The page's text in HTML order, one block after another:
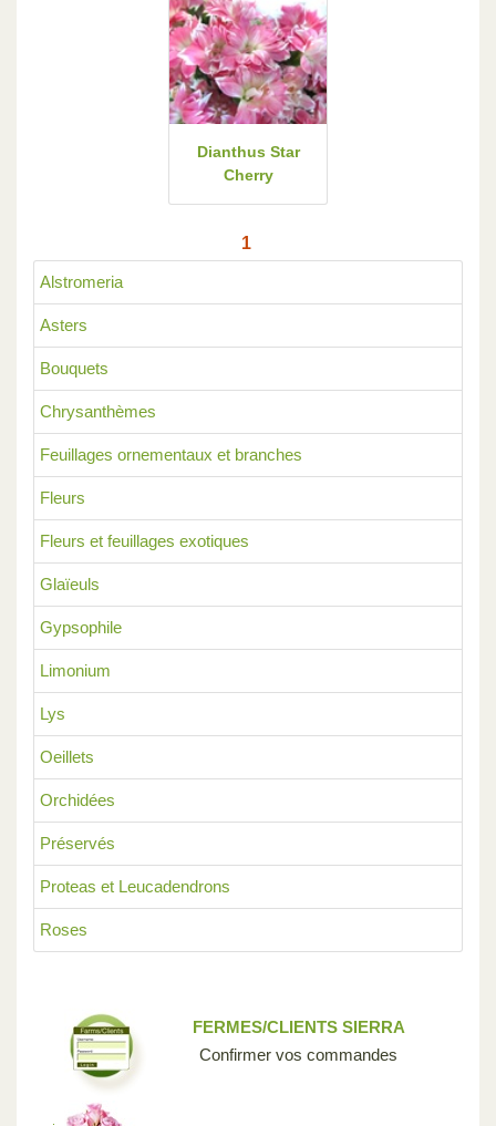
Alstromeria
Asters
Bouquets
Chrysanthèmes
Feuillages ornementaux et branches
Fleurs
Fleurs et feuillages exotiques
Glaïeuls
Gypsophile
Limonium
Lys
Oeillets
Orchidées
Préservés
Proteas et Leucadendrons
Roses
Dianthus Star
Cherry
1
FERMES/CLIENTS SIERRA
Confirmer vos commandes